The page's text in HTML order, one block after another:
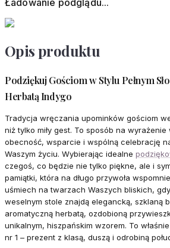
Opis produktu
Podziękuj Gościom w Stylu Pełnym
Herbatą Indygo
Tradycja wręczania upominków gościom
niż tylko miły gest. To sposób na
obecność, wsparcie i wspólną celebrację
Waszym życiu. Wybierając idealne
czegoś, co będzie nie tylko piękne, ale i
pamiątki, która na długo przywoła
uśmiech na twarzach Waszych bliskich,
weselnym stole znajdą elegancką, szklaną
aromatyczną herbatą, ozdobioną
unikalnym, hiszpańskim wzorem. To
nr 1 – prezent z klasą, duszą i odrobiną